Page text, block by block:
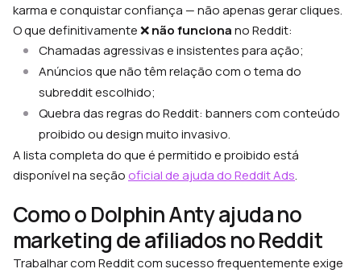
karma e conquistar confiança — não apenas gerar cliques.
O que definitivamente ❌não funcionano Reddit:
Chamadas agressivas e insistentes para ação;
Anúncios que não têm relação com o tema do
subreddit escolhido;
Quebra das regras do Reddit: banners com conteúdo
proibido ou design muito invasivo.
A lista completa do que é permitido e proibido está
disponível na seção oficial de ajuda do Reddit Ads.
Como o Dolphin Anty ajuda no
marketing de afiliados no Reddit
Trabalhar com Reddit com sucesso frequentemente exige